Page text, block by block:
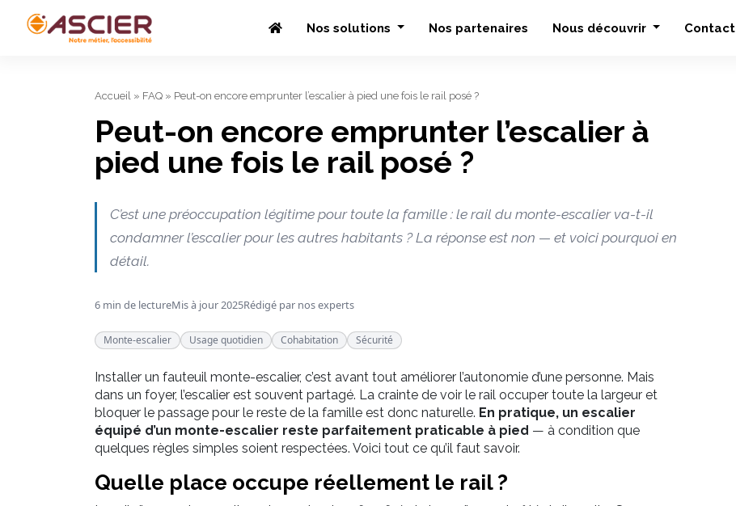
Nos solutions Nos partenaires Nous découvrir Contact
Accueil » FAQ » Peut-on encore emprunter l’escalier à pied une fois le rail posé ?
Peut-on encore emprunter l’escalier à
pied une fois le rail posé ?
C’est une préoccupation légitime pour toute la famille : le rail du monte-escalier va-t-il
condamner l’escalier pour les autres habitants ? La réponse est non — et voici pourquoi en
détail.
6 min de lectureMis à jour 2025Rédigé par nos experts
Monte-escalier Usage quotidien Cohabitation Sécurité
Installer un fauteuil monte-escalier, c’est avant tout améliorer l’autonomie d’une personne. Mais
dans un foyer, l’escalier est souvent partagé. La crainte de voir le rail occuper toute la largeur et
bloquer le passage pour le reste de la famille est donc naturelle. En pratique, un escalier
équipé d’un monte-escalier reste parfaitement praticable à pied — à condition que
quelques règles simples soient respectées. Voici tout ce qu’il faut savoir.
Quelle place occupe réellement le rail ?